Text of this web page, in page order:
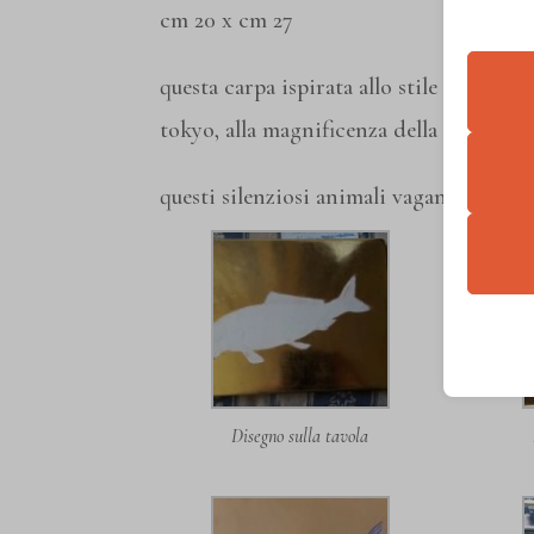
cm 20 x cm 27
questa carpa ispirata allo stile
tokyo, alla magnificenza della loro
questi silenziosi animali vagano in
disegno sulla tavola
wp-
I